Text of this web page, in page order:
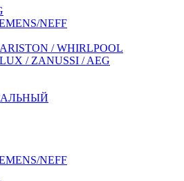
NEFF
/ WHIRLPOOL
/ ZANUSSI / AEG
NEFF